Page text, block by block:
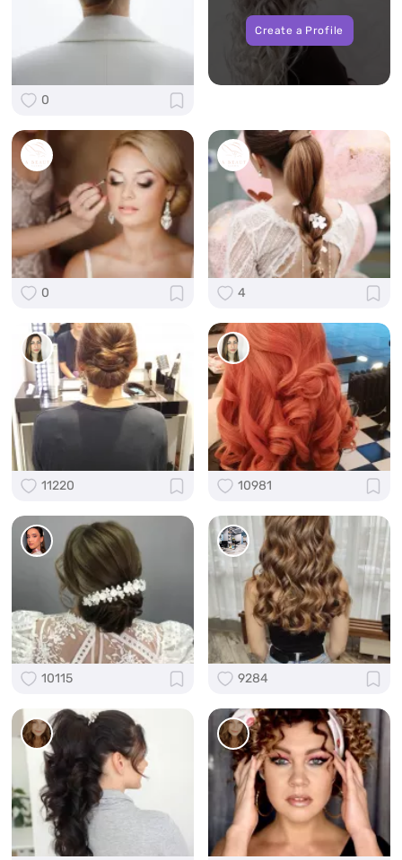
0
Create a Profile
0 4
11220 10981
10115 9284